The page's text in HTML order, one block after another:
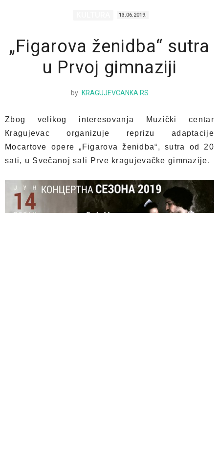
13.06.2019.
„Figarova ženidba“ sutra
u Prvoj gimnaziji
by KRAGUJEVCANKA.RS
Zbog velikog interesovanja Muzički centar
Кragujevac organizuje reprizu adaptacije
Mocartove opere „Figarova ženidba“, sutra od 20
sati, u Svečanoj sali Prve kragujevačke gimnazije.